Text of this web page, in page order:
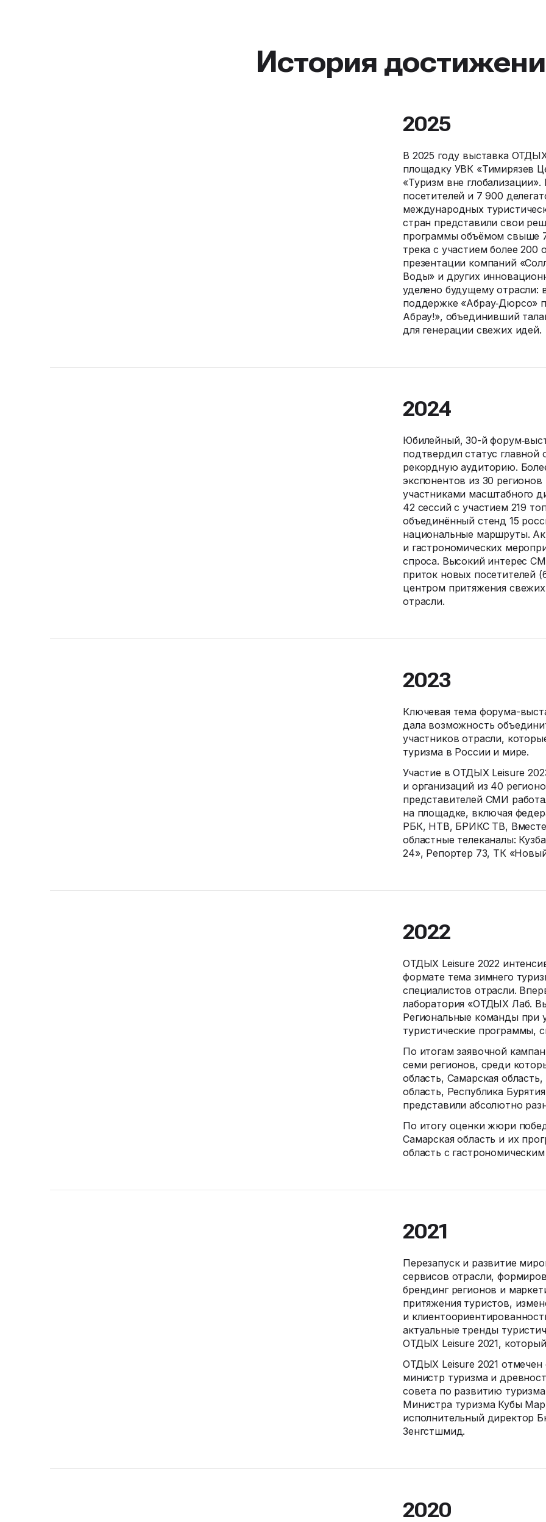
История
2025
В 2025 году выставка
площадку УВК «Тимирязев
«Туризм вне
посетителей и 7 900
международных
стран представили свои
программы объёмом свыше
трека с участием более
презентации компаний
Воды» и других
уделено будущему
поддержке «Абрау‑Дюрсо»
Абрау!», объединивший
для генерации свежих идей.
2024
Юбилейный, 30-й
подтвердил статус
рекордную аудиторию.
экспонентов из 30
участниками масштабного
42 сессий с участием 219
объединённый стенд 15
национальные маршруты.
и гастрономических
спроса. Высокий интерес
приток новых посетителей
центром притяжения
отрасли.
2023
Ключевая тема форума-
дала возможность
участников отрасли,
туризма в России и мире.
Участие в ОТДЫХ Leisure
и организаций из 40
представителей СМИ
на площадке, включая
РБК, НТВ, БРИКС ТВ,
областные телеканалы:
24», Репортер 73, ТК
2022
ОТДЫХ Leisure 2022
формате тема зимнего
специалистов отрасли.
лаборатория «ОТДЫХ Лаб.
Региональные команды при
туристические программы,
По итогам заявочной
семи регионов, среди
область, Самарская
область, Республика
представили абсолютно
По итогу оценки жюри
Самарская область и их
область с
2021
Перезапуск и развитие
сервисов отрасли,
брендинг регионов и
притяжения туристов,
и
актуальные тренды
ОТДЫХ Leisure 2021,
ОТДЫХ Leisure 2021
министр туризма и
совета по развитию
Министра туризма Кубы
исполнительный директор
Зенгстшмид.
2020